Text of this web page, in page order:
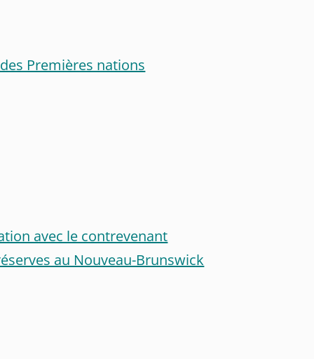
Premières nations
avec le contrevenant
au Nouveau-Brunswick